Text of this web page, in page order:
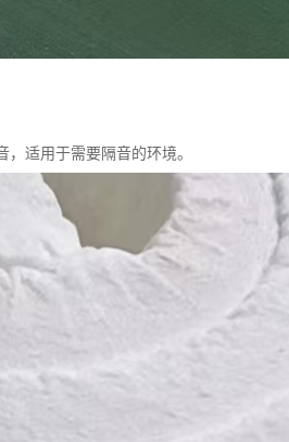
适用于需要隔音的环境。